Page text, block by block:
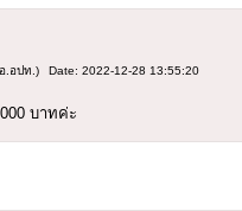
.อปท.) Date: 2022-12-28 13:55:20
บาทค่ะ